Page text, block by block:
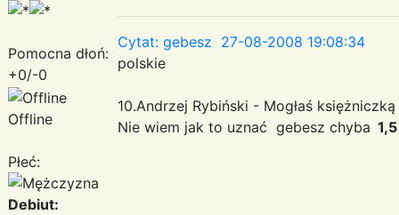
Pomocna dłoń:
+0/-0
Offline
Płeć:
Debiut:
Cytat: gebesz 27-08-2008 19:08:34
polskie
10.Andrzej Rybiński - Mogłaś
Nie wiem jak to uznać gebesz chyba